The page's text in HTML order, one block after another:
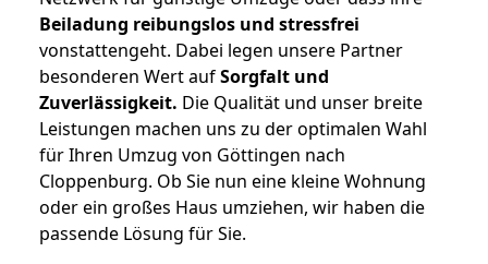
Beiladung reibungslos und stressfrei
vonstattengeht. Dabei legen unsere Partner
besonderen Wert aufSorgfalt und
Zuverlässigkeit. Die Qualität und unser breite
Leistungen machen uns zu der optimalen Wahl
für Ihren Umzug von Göttingen nach
Cloppenburg. Ob Sie nun eine kleine Wohnung
oder ein großes Haus umziehen, wir haben die
passende Lösung für Sie.